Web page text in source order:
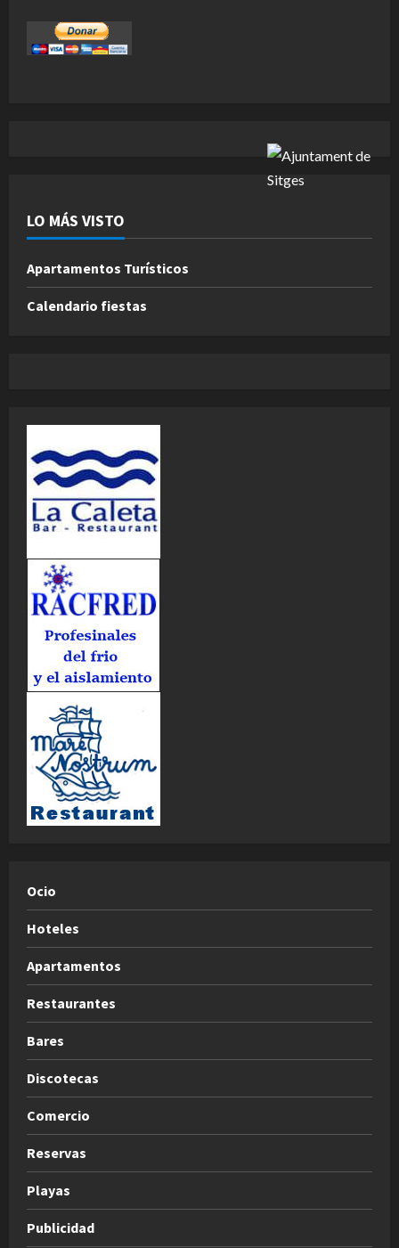
LO MÁS VISTO
Apartamentos Turísticos
Calendario fiestas
Ocio
Hoteles
Apartamentos
Restaurantes
Bares
Discotecas
Comercio
Reservas
Playas
Publicidad